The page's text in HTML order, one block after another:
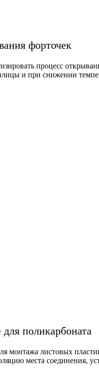
форточек
процесс
и при снижении
поликарбоната
монтажа листовых
места соединения,